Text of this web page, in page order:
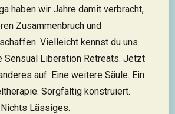
haben wir Jahre damit verbracht,
Zusammenbruch und
Vielleicht kennst du uns
Sensual Liberation Retreats. Jetzt
auf. Eine weitere Säule. Ein
Sorgfältig konstruiert.
Lässiges.